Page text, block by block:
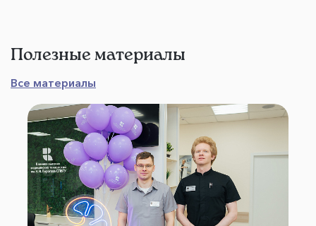
Полезные материалы
Все материалы